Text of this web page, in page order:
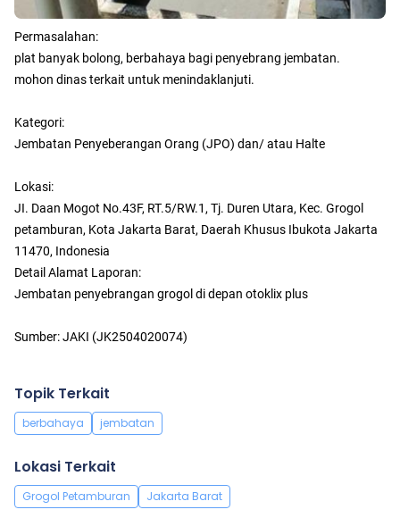
Permasalahan:
plat banyak bolong, berbahaya bagi penyebrang jembatan.
mohon dinas terkait untuk menindaklanjuti.
Kategori:
Jembatan Penyeberangan Orang (JPO) dan/ atau Halte
Lokasi:
JI. Daan Mogot No.43F, RT.5/RW.1, Tj. Duren Utara, Kec. Grogol
petamburan, Kota Jakarta Barat, Daerah Khusus Ibukota Jakarta
11470, Indonesia
Detail Alamat Laporan:
Jembatan penyebrangan grogol di depan otoklix plus
Sumber: JAKI (JK2504020074)
Topik Terkait
berbahaya jembatan
Lokasi Terkait
Grogol Petamburan Jakarta Barat